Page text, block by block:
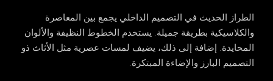
الطراز الحديث في التصميم الداخلي يجمع بين المعاصرة
والكلاسيكية بطريقة جميلة. يستخدم الخطوط النظيفة والألوان
المحايدة. إضافة إلى ذلك، يضيف لمسات عصرية مثل الأثاث ذو
التصميم البارز والإضاءة المبتكرة.